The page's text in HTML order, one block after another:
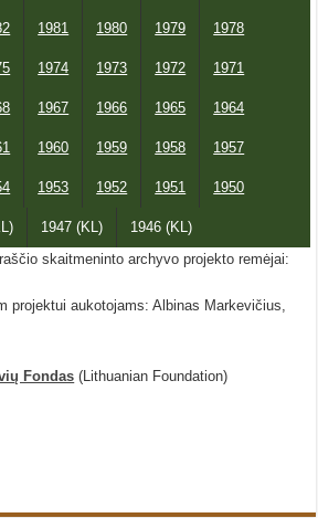
1981 1980 1979 1978
1974 1973 1972 1971
1967 1966 1965 1964
1960 1959 1958 1957
1953 1952 1951 1950
1947 (KL)
1946 (KL)
skaitmeninto archyvo projekto remėjai:
projektui aukotojams: Albinas Markevičius,
Fondas (Lithuanian Foundation)